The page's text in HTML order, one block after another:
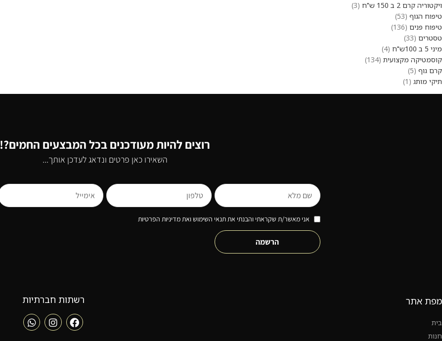
ויקטוריה קרם 2 ב 150 ש"ח
3
טיפוח הגוף 53
טיפוח פנים 136
טסטרים 33
מיני 5 ב 100ש"ח
4
קוסמטיקה מקצועית 134
קרם גוף 5
תיקי מותג
1
רוצים להיות מעודכנים בכל המבצעים החמים?!
השאירו כאן פרטים ונדאג לעדכן אותך...
אני מאשר/ת שקראתי והבנתי את תנאי השימוש ואת מדיניות הפרטיות
הרשמה
מפת אתר
בית
חנות
רשתות חברתיות